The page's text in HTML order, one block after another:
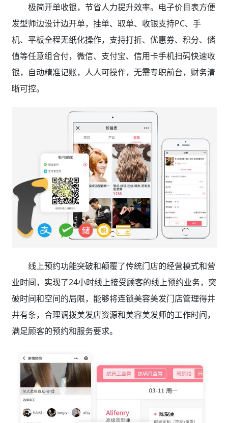
极简开单收银，节省人力提升效率。电子价目表方便
发型师边设计边开单，挂单、取单、收银支持PC、手
机、平板全程无纸化操作，支持打折、优惠券、积分、储
值等任意组合付，微信、支付宝、信用卡手机扫码快速收
银，自动精准记账，人人可操作，无需专职前台，财务清
晰可控。
线上预约功能突破和颠覆了传统门店的经营模式和营
业时间，实现了24小时线上接受顾客的线上预约业务，突
破时间和空间的局限，能够将连锁美容美发门店管理得井
井有条，合理调拨美发店资源和美容美发师的工作时间，
满足顾客的预约和服务要求。